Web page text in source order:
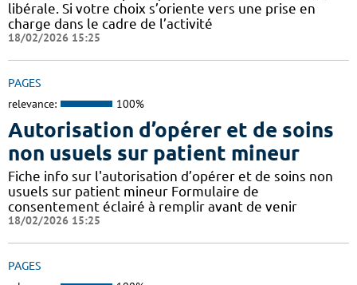
libérale. Si votre choix s’oriente vers une prise en
charge dans le cadre de l’activité
18/02/2026 15:25
PAGES
relevance: 100%
Autorisation d’opérer et de soins
non usuels sur patient mineur
Fiche info sur l'autorisation d’opérer et de soins non
usuels sur patient mineur Formulaire de
consentement éclairé à remplir avant de venir
18/02/2026 15:25
PAGES